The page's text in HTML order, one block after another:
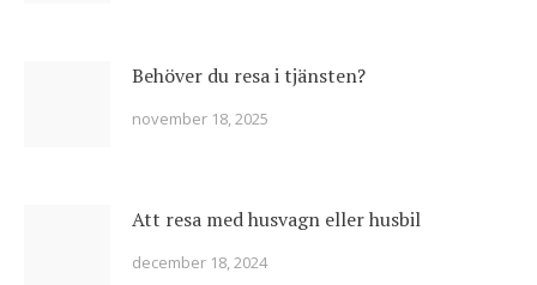
Behöver du resa i tjänsten?
november 18, 2025
Att resa med husvagn eller husbil
december 18, 2024